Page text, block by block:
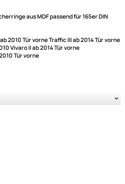
ab 2010 Tür vorne Traffic III ab 2014
Vivaro II ab 2014 Tür vorne
2010 Tür vorne